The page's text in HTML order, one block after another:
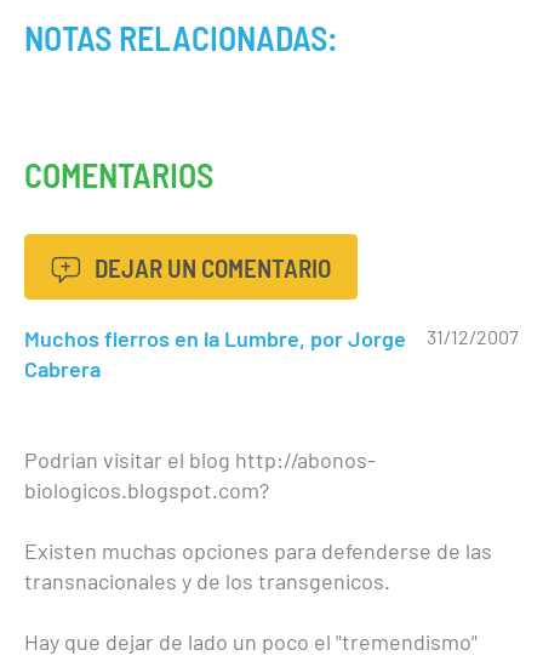
NOTAS RELACIONADAS:
COMENTARIOS
DEJAR UN COMENTARIO
31/12/2007
Muchos fierros en la Lumbre, por Jorge
Cabrera
Podrian visitar el blog http://abonos-
biologicos.blogspot.com?
Existen muchas opciones para defenderse de las
transnacionales y de los transgenicos.
Hay que dejar de lado un poco el "tremendismo"